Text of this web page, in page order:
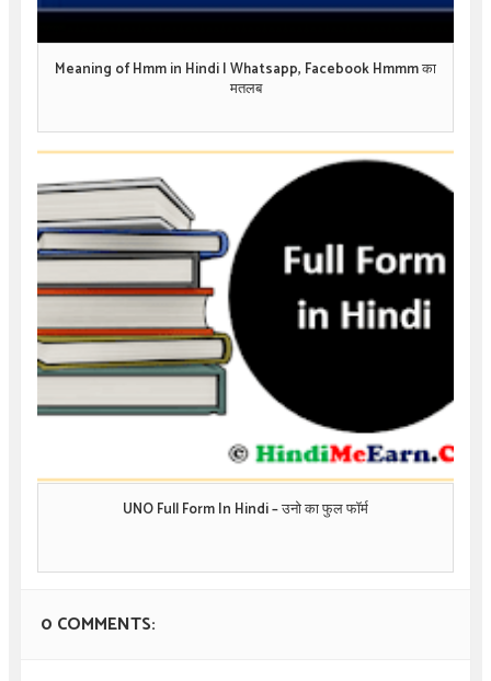
Meaning of Hmm in Hindi | Whatsapp, Facebook Hmmm का
मतलब
UNO Full Form In Hindi – उनो का फुल फॉर्म
0 COMMENTS: